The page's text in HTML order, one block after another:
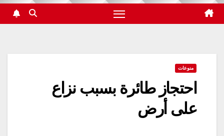
منوعات
احتجاز طائرة بسبب نزاع
على أرض